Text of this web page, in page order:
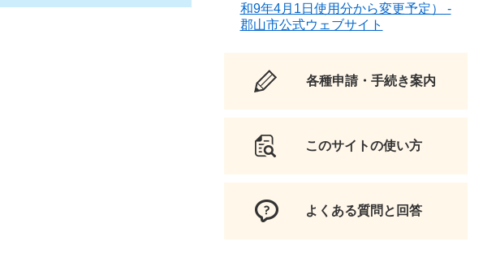
和9年4月1日使用分から変更予定） -
郡山市公式ウェブサイト
各種申請・手続き案内
このサイトの使い方
よくある質問と回答